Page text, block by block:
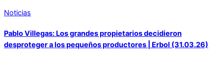
Noticias
Pablo Villegas: Los grandes propietarios decidieron
desproteger a los pequeños productores | Erbol (31.03.26)